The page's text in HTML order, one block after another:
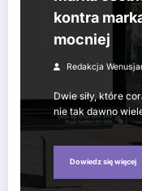
kontra
mocniej
Redakcja
Dwie siły, które
nie tak dawno
Dowiedz się więcej